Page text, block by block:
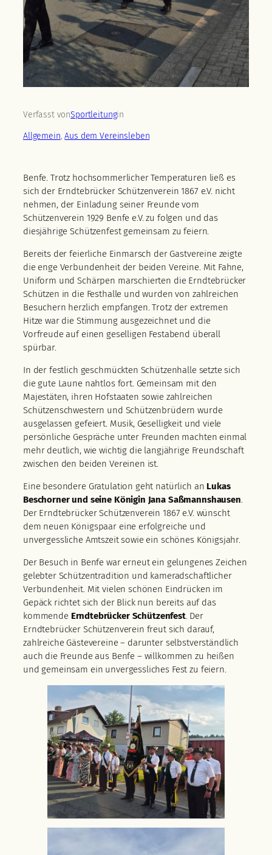
Verfasst vonSportleitungin
Allgemein, Aus dem Vereinsleben
Benfe. Trotz hochsommerlicher Temperaturen ließ es
sich der Erndtebrücker Schützenverein 1867 e.V. nicht
nehmen, der Einladung seiner Freunde vom
Schützenverein 1929 Benfe e.V. zu folgen und das
diesjährige Schützenfest gemeinsam zu feiern.
Bereits der feierliche Einmarsch der Gastvereine zeigte
die enge Verbundenheit der beiden Vereine. Mit Fahne,
Uniform und Schärpen marschierten die Erndtebrücker
Schützen in die Festhalle und wurden von zahlreichen
Besuchern herzlich empfangen. Trotz der extremen
Hitze war die Stimmung ausgezeichnet und die
Vorfreude auf einen geselligen Festabend überall
spürbar.
In der festlich geschmückten Schützenhalle setzte sich
die gute Laune nahtlos fort. Gemeinsam mit den
Majestäten, ihren Hofstaaten sowie zahlreichen
Schützenschwestern und Schützenbrüdern wurde
ausgelassen gefeiert. Musik, Geselligkeit und viele
persönliche Gespräche unter Freunden machten einmal
mehr deutlich, wie wichtig die langjährige Freundschaft
zwischen den beiden Vereinen ist.
Eine besondere Gratulation geht natürlich an Lukas
Beschorner und seine Königin Jana Saßmannshausen.
Der Erndtebrücker Schützenverein 1867 e.V. wünscht
dem neuen Königspaar eine erfolgreiche und
unvergessliche Amtszeit sowie ein schönes Königsjahr.
Der Besuch in Benfe war erneut ein gelungenes Zeichen
gelebter Schützentradition und kameradschaftlicher
Verbundenheit. Mit vielen schönen Eindrücken im
Gepäck richtet sich der Blick nun bereits auf das
kommende Erndtebrücker Schützenfest. Der
Erndtebrücker Schützenverein freut sich darauf,
zahlreiche Gästevereine – darunter selbstverständlich
auch die Freunde aus Benfe – willkommen zu heißen
und gemeinsam ein unvergessliches Fest zu feiern.